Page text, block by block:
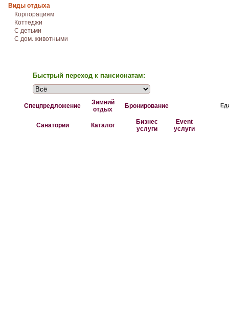
Виды отдыха
Корпорациям
Коттеджи
С детьми
С дом. животными
Быстрый переход к пансионатам:
Спецпредложение
Зимний
отдых
Бронирование
Санатории Каталог
Бизнес
услуги
Event
услуги